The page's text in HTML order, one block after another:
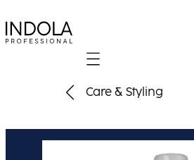
Mobile navigation
Care & Styling